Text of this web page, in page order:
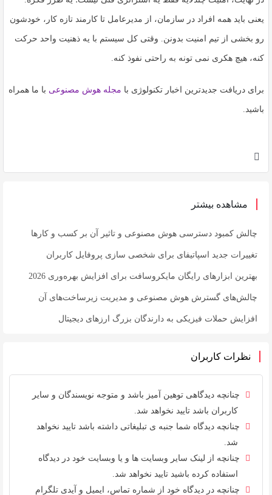
یعنی باید همه افراد در سازمان، از مدیرعامل تا کارمند تازه کار، خودشون
رو بخشی از تیم امنیت بدونن. وقتی کل سیستم با یه ذهنیت واحد حرکت
کنه، هیچ هکری نمی تونه به راحتی نفوذ کنه.
برای دریافت جدیدترین اخبار تکنولوژی با مجله هوش مصنوعی با ما همراه
باشید.
مشاهده بیشتر
چالش کمبود دسترسی هوش مصنوعی و تاثیر آن بر کسب و کارها
تغییرات جدید اسپاتیفای برای شخصی سازی پروفایل کاربران
بهترین ابزارهای رایگان مایکروسافت برای افزایش بهره‌وری 2026
چالش‌های گسترش هوش مصنوعی و مدیریت زیرساخت‌های آن
افزایش حملات فیزیکی به دارندگان بزرگ ارزهای دیجیتال
نظرات کاربران
چنانچه دیدگاهی توهین آمیز باشد و متوجه نویسندگان و سایر
کاربران باشد تایید نخواهد شد.
چنانچه دیدگاه شما جنبه ی تبلیغاتی داشته باشد تایید نخواهد
شد.
چنانچه از لینک سایر وبسایت ها و یا وبسایت خود در دیدگاه
استفاده کرده باشید تایید نخواهد شد.
چنانچه در دیدگاه خود از شماره تماس، ایمیل و آیدی تلگرام